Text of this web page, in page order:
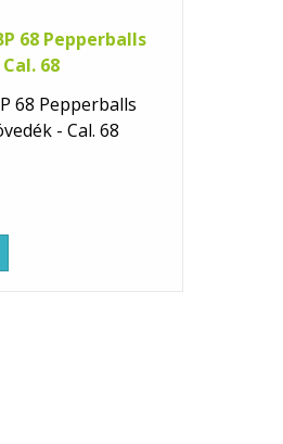
68 Pepperballs
68
68 Pepperballs
- Cal. 68